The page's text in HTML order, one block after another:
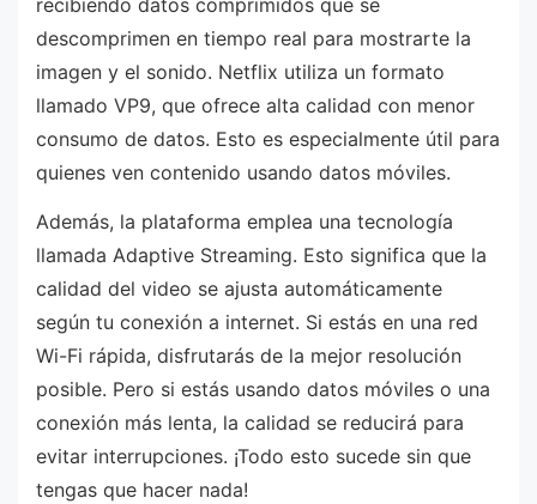
descomprimen en tiempo real para mostrarte la
imagen y el sonido. Netflix utiliza un formato
llamado VP9, que ofrece alta calidad con menor
consumo de datos. Esto es especialmente útil para
quienes ven contenido usando datos móviles.
Además, la plataforma emplea una tecnología
llamada Adaptive Streaming. Esto significa que la
calidad del video se ajusta automáticamente
según tu conexión a internet. Si estás en una red
Wi-Fi rápida, disfrutarás de la mejor resolución
posible. Pero si estás usando datos móviles o una
conexión más lenta, la calidad se reducirá para
evitar interrupciones. ¡Todo esto sucede sin que
tengas que hacer nada!